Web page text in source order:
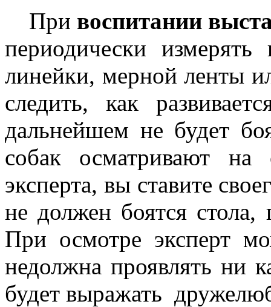
При воспитании
периодически
линейки, мерной ленты
следить, как
дальнейшем не будет
собак осматривают на
эксперта, вы ставите
не должен боятся стола,
При осмотре эксперт
недолжна проявлять ни
будет выражать